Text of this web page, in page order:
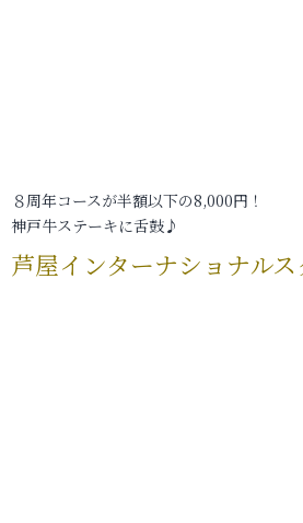
８周年コースが半額以下の8,000円！
神戸牛ステーキに舌鼓♪
芦屋インターナショナル